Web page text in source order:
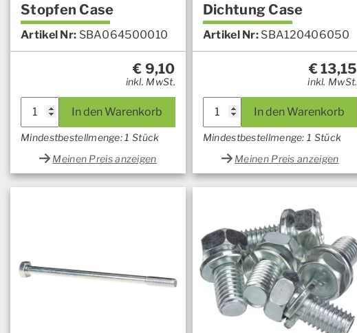
Stopfen Case
Artikel Nr: SBA064500010
€ 9,10
inkl. MwSt.
In den Warenkorb
Mindestbestellmenge: 1 Stück
Meinen Preis anzeigen
Dichtung Case
Artikel Nr: SBA120406050
€13,15
inkl. MwSt.
In den Warenkorb
Mindestbestellmenge: 1 Stück
Meinen Preis anzeigen